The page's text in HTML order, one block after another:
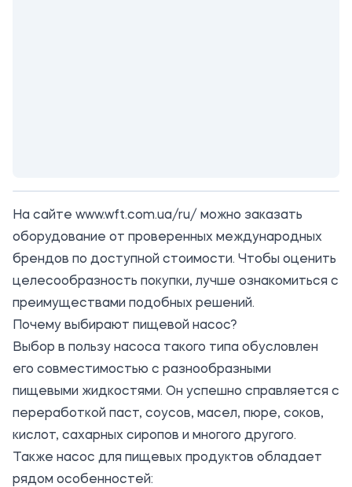
На сайте www.wft.com.ua/ru/ можно заказать
оборудование от проверенных международных
брендов по доступной стоимости. Чтобы оценить
целесообразность покупки, лучше ознакомиться с
преимуществами подобных решений.
Почему выбирают пищевой насос?
Выбор в пользу насоса такого типа обусловлен
его совместимостью с разнообразными
пищевыми жидкостями. Он успешно справляется с
переработкой паст, соусов, масел, пюре, соков,
кислот, сахарных сиропов и многого другого.
Также насос для пищевых продуктов обладает
рядом особенностей: